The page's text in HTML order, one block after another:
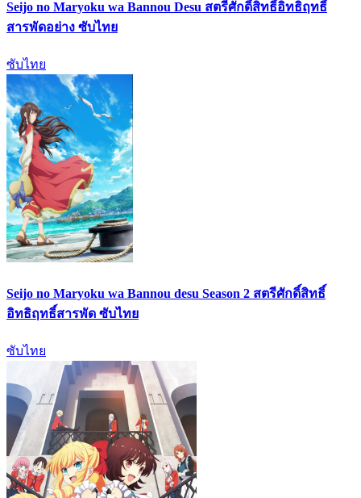
Seijo no Maryoku wa Bannou Desu สตรีศักดิ์สิทธิ์อิทธิฤทธิ์
สารพัดอย่าง ซับไทย
ซับไทย
Seijo no Maryoku wa Bannou desu Season 2 สตรีศักดิ์สิทธิ์
อิทธิฤทธิ์สารพัด ซับไทย
ซับไทย